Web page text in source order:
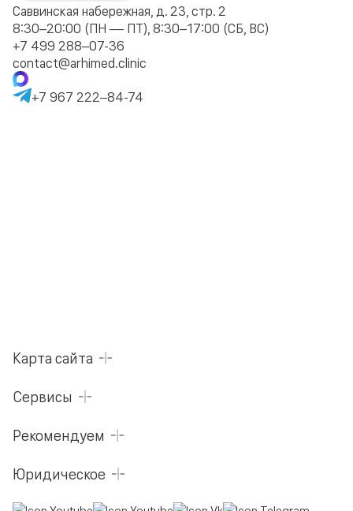
Саввинская набережная, д. 23, стр. 2
8:30–20:00 (ПН — ПТ), 8:30–17:00 (СБ, ВС)
+7 499 288–07-36
contact@arhimed.clinic
+7 967 222–84-74
Карта сайта
Сервисы
Рекомендуем
Юридическое